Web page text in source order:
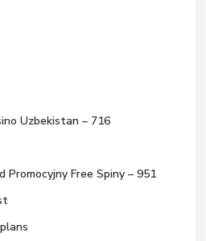
Uzbekistan – 716
Promocyjny Free Spiny – 951